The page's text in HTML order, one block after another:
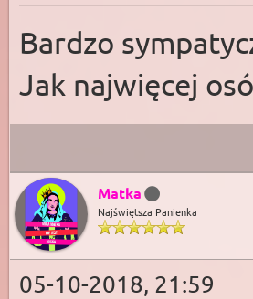
Bardzo
Jak najwięcej
Matka
Najświętsza Panienka
05-10-2018, 21:59